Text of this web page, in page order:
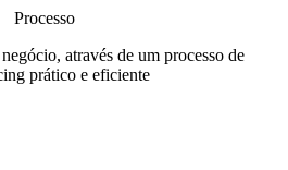
Processo
através de um processo de
prático e eficiente